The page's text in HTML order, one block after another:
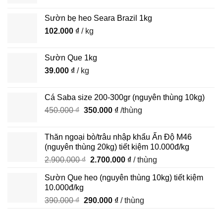
Sườn bẹ heo Seara Brazil 1kg
102.000 ₫ / kg
Sườn Que 1kg
39.000 ₫ / kg
Cá Saba size 200-300gr (nguyên thùng 10kg)
450.000₫ Giá
450.000 ₫.
350.000 ₫Giá
là:
350.000 ₫.
/thùng
Thăn ngoại bò/trâu nhập khẩu Ấn Độ M46
(nguyên thùng 20kg) tiết kiệm 10.000đ/kg
2.900.000₫ Giá
là:
2.700.000 ₫Giá
tại
2.700.000 ₫.
/ thùng
Sườn Que heo (nguyên thùng 10kg) tiết kiệm
10.000đ/kg
390.000₫ Giá
290.000 ₫Giá
/ thùng